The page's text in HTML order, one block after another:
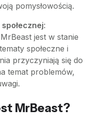
pomysłowością.
:
jest w stanie
społeczne i
przyczyniają się do
temat problemów,
MrBeast?